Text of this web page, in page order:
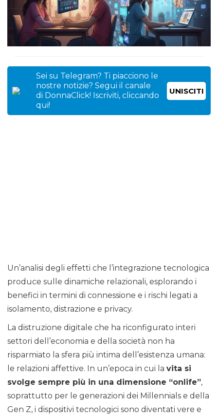
Sei su Telegram? Ti piacciono le
nostre notizie? Segui il canale
di DonnaClick! Iscriviti, cliccando
qui!
UNISCITI
Un’analisi degli effetti che l’integrazione tecnologica
produce sulle dinamiche relazionali, esplorando i
benefici in termini di connessione e i rischi legati a
isolamento, distrazione e privacy.
La distruzione digitale che ha riconfigurato interi
settori dell’economia e della società non ha
risparmiato la sfera più intima dell’esistenza umana:
le relazioni affettive. In un’epoca in cui la vita si
svolge sempre più in una dimensione “onlife”,
soprattutto per le generazioni dei Millennials e della
Gen Z, i dispositivi tecnologici sono diventati vere e